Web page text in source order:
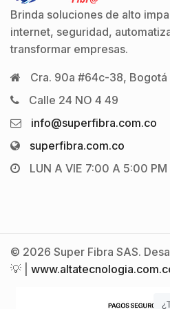
Brinda soluciones de alto
internet, seguridad,
transformar empresas.
Cra. 90a #64c-38, Bogotá
Calle 24 NO 4 49
info@superfibra.com.co
superfibra.com.co
LUN A VIE 7:00 A 5:00 PM
© 2026 Super Fibra SAS.
💡 |